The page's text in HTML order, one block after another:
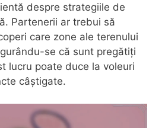
despre strategiile de
Partenerii ar trebui să
care zone ale terenului
se că sunt pregătiți
lucru poate duce la voleuri
câștigate.